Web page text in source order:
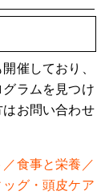
催しており、
ラムを見つけ
お問い合わせ
食事と栄養／
グ・頭皮ケア